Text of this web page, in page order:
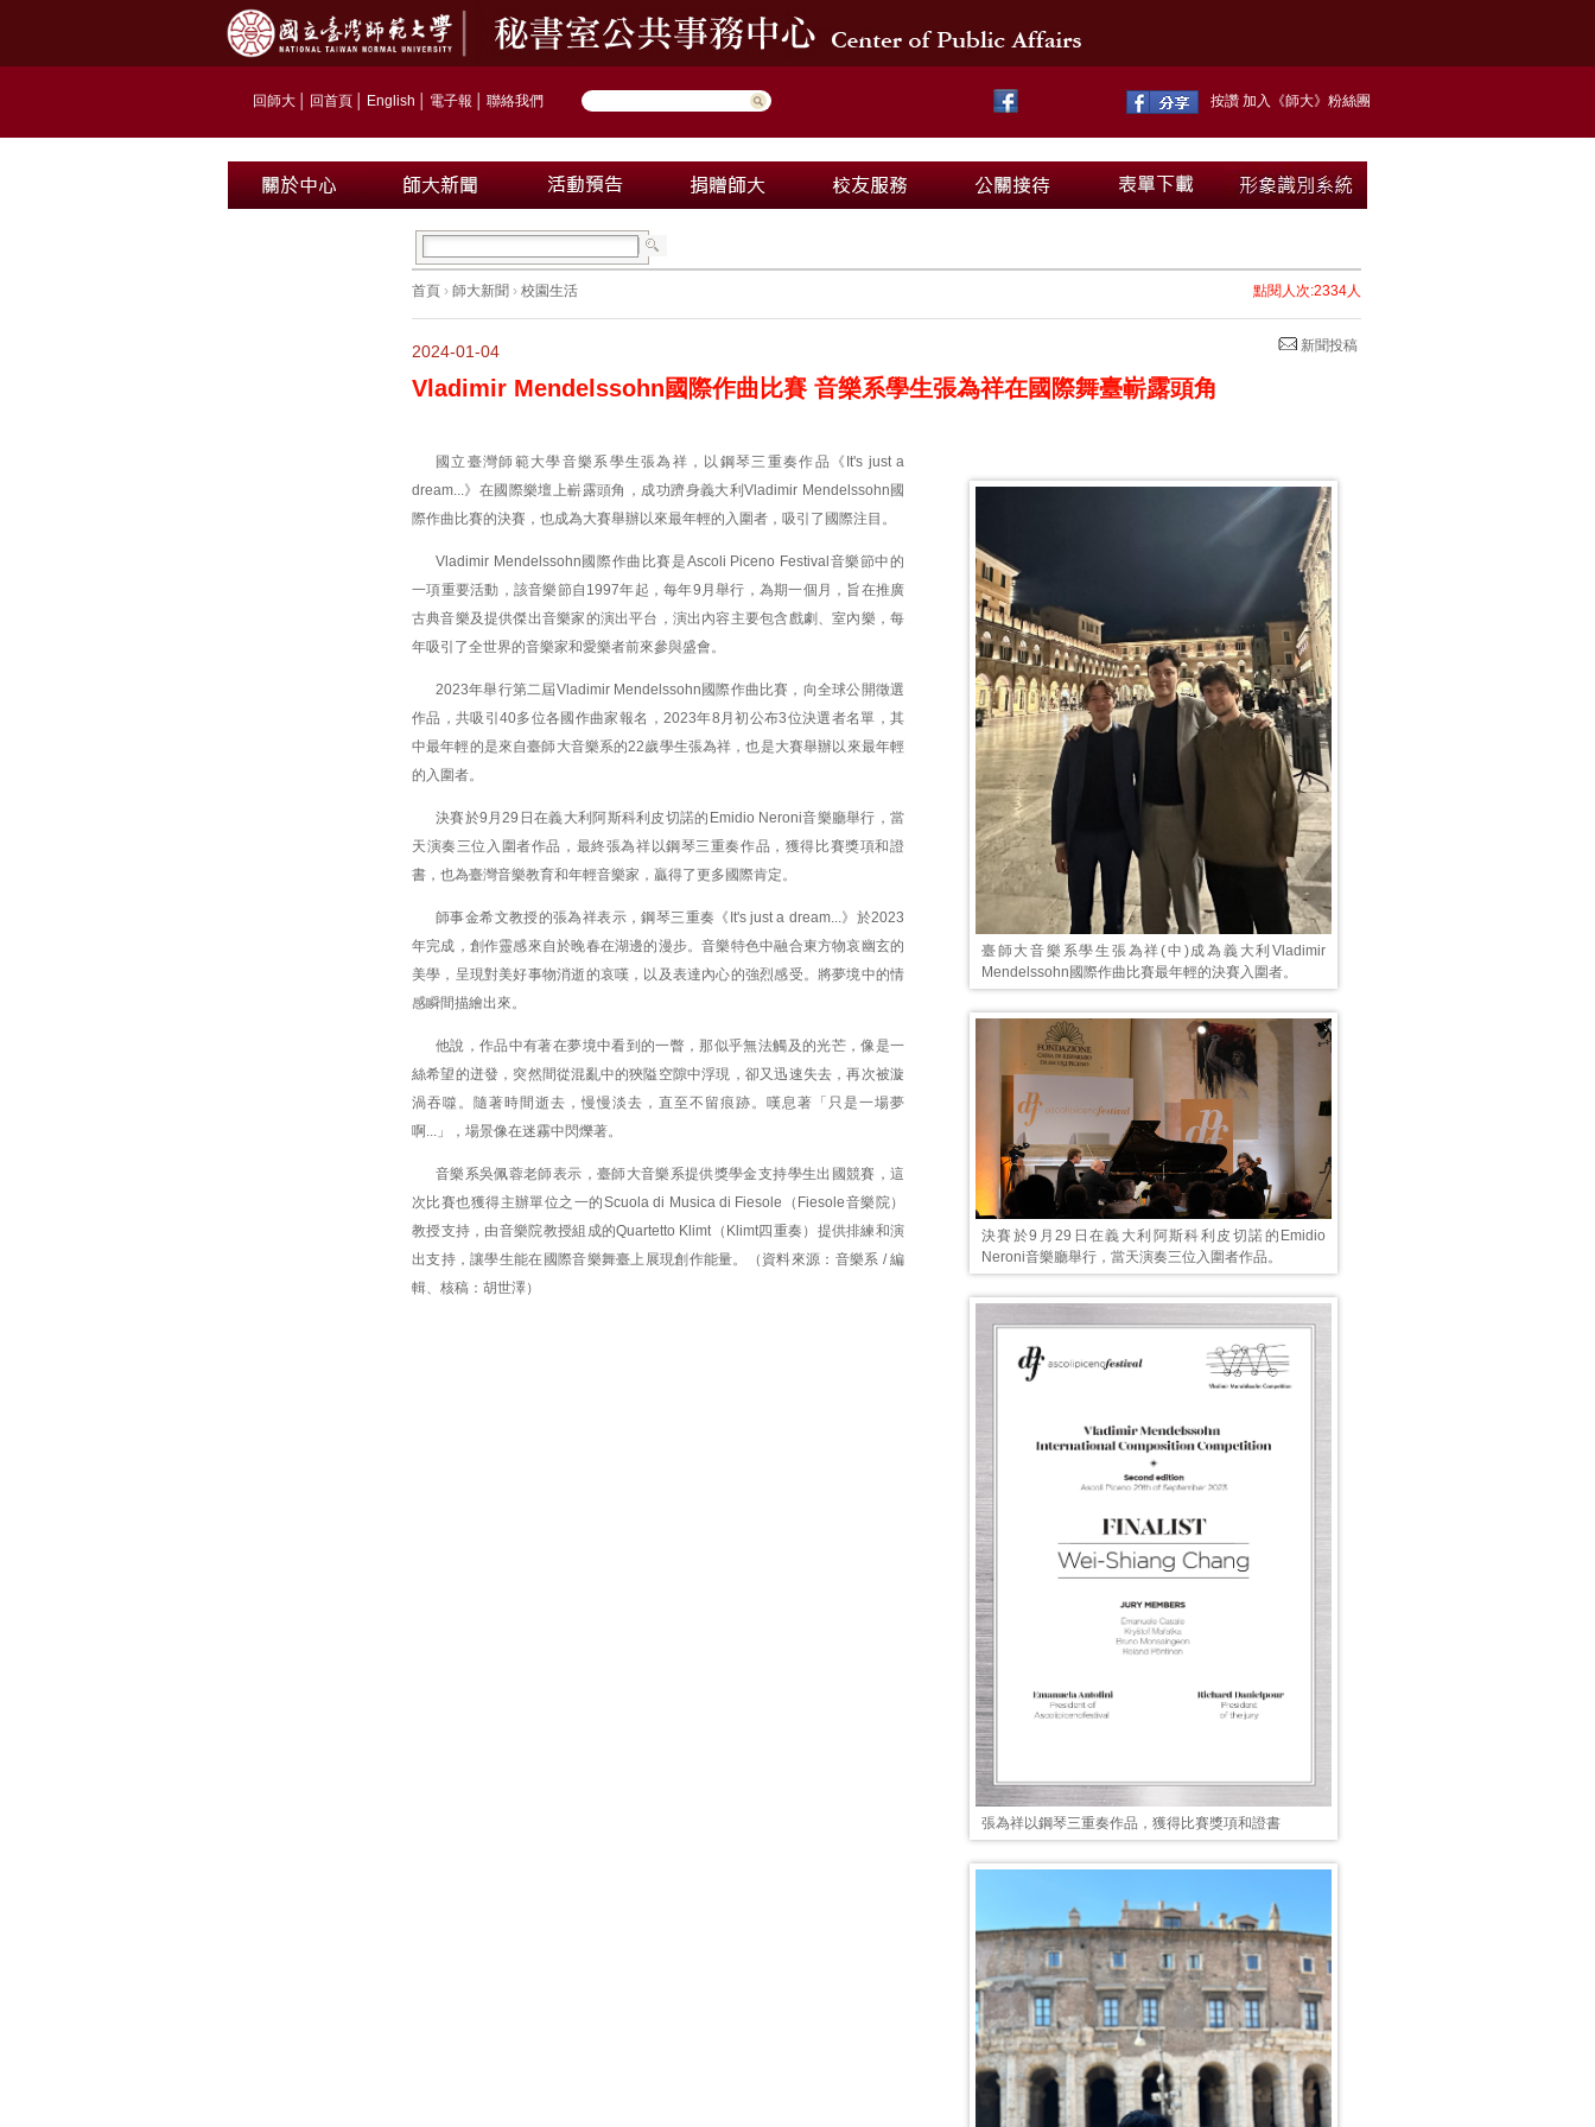
回師大 回首頁 English 電子報 聯絡我們 按讚 加入《師大》粉絲團
首頁 › 師大新聞 › 校園生活 點閱人次:2334人
新聞投稿
2024-01-04
Vladimir Mendelssohn國際作曲比賽 音樂系學生張為祥在國際舞臺嶄露頭角
臺師大音樂系學生張為祥(中)成為義大利Vladimir
Mendelssohn國際作曲比賽最年輕的決賽入圍者。
決賽於9月29日在義大利阿斯科利皮切諾的Emidio
Neroni音樂廳舉行，當天演奏三位入圍者作品。
張為祥以鋼琴三重奏作品，獲得比賽獎項和證書
國立臺灣師範大學音樂系學生張為祥，以鋼琴三重奏作品《It's just a
dream...》在國際樂壇上嶄露頭角，成功躋身義大利Vladimir Mendelssohn國
際作曲比賽的決賽，也成為大賽舉辦以來最年輕的入圍者，吸引了國際注目。
Vladimir Mendelssohn國際作曲比賽是Ascoli Piceno Festival音樂節中的
一項重要活動，該音樂節自1997年起，每年9月舉行，為期一個月，旨在推廣
古典音樂及提供傑出音樂家的演出平台，演出內容主要包含戲劇、室內樂，每
年吸引了全世界的音樂家和愛樂者前來參與盛會。
2023年舉行第二屆Vladimir Mendelssohn國際作曲比賽，向全球公開徵選
作品，共吸引40多位各國作曲家報名，2023年8月初公布3位決選者名單，其
中最年輕的是來自臺師大音樂系的22歲學生張為祥，也是大賽舉辦以來最年輕
的入圍者。
決賽於9月29日在義大利阿斯科利皮切諾的Emidio Neroni音樂廳舉行，當
天演奏三位入圍者作品，最終張為祥以鋼琴三重奏作品，獲得比賽獎項和證
書，也為臺灣音樂教育和年輕音樂家，贏得了更多國際肯定。
師事金希文教授的張為祥表示，鋼琴三重奏《It's just a dream...》於2023
年完成，創作靈感來自於晚春在湖邊的漫步。音樂特色中融合東方物哀幽玄的
美學，呈現對美好事物消逝的哀嘆，以及表達內心的強烈感受。將夢境中的情
感瞬間描繪出來。
他說，作品中有著在夢境中看到的一瞥，那似乎無法觸及的光芒，像是一
絲希望的迸發，突然間從混亂中的狹隘空隙中浮現，卻又迅速失去，再次被漩
渦吞噬。隨著時間逝去，慢慢淡去，直至不留痕跡。嘆息著「只是一場夢
啊...」，場景像在迷霧中閃爍著。
音樂系吳佩蓉老師表示，臺師大音樂系提供獎學金支持學生出國競賽，這
次比賽也獲得主辦單位之一的Scuola di Musica di Fiesole（Fiesole音樂院）
教授支持，由音樂院教授組成的Quartetto Klimt（Klimt四重奏）提供排練和演
出支持，讓學生能在國際音樂舞臺上展現創作能量。（資料來源：音樂系 / 編
輯、核稿：胡世澤）